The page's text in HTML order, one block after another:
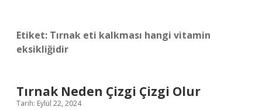
Etiket: Tırnak eti kalkması hangi vitamin
eksikliğidir
Tırnak Neden Çizgi Çizgi Olur
Tarih: Eylül 22, 2024